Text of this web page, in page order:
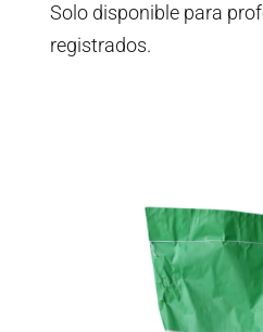
Solo disponible para
registrados.